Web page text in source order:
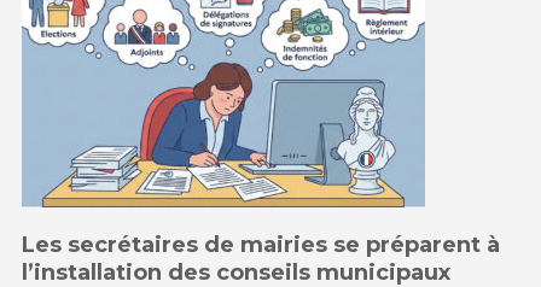
Les secrétaires de mairies se préparent à
l’installation des conseils municipaux